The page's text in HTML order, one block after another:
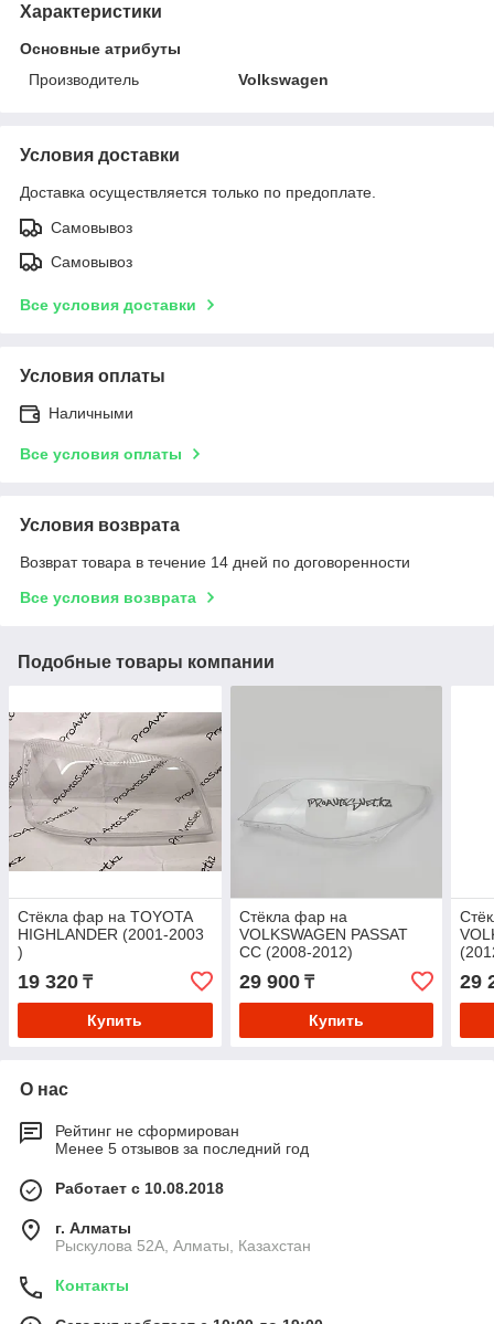
Характеристики
Основные атрибуты
Производитель
Volkswagen
Условия доставки
Доставка осуществляется только по предоплате.
Самовывоз
Самовывоз
Все условия доставки
Условия оплаты
Наличными
Все условия оплаты
Условия возврата
Возврат товара в течение 14 дней по договоренности
Все условия возврата
Подобные товары компании
Стёкла фар на TOYOTA
HIGHLANDER (2001-2003
)
19 320 ₸
Купить
Стёкла фар на
VOLKSWAGEN PASSAT
CC (2008-2012)
29 900₸
Купить
29
О нас
Рейтинг не сформирован
Менее 5 отзывов за последний год
Работает с 10.08.2018
г. Алматы
Рыскулова 52А, Алматы, Казахстан
Контакты